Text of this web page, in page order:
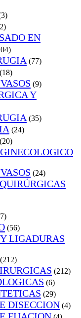
EN
(77)
(18)
(9)
Y
(35)
(24)
(20)
(24)
(56)
LIGADURAS
(212)
(212)
(6)
(29)
DISECCION (4)